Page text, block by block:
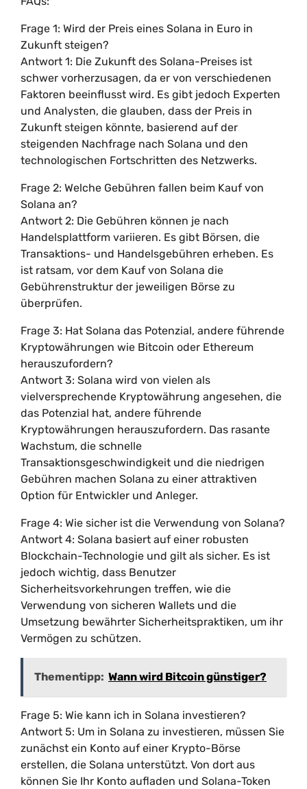
Frage 1: Wird der Preis eines Solana in Euro in
Zukunft steigen?
Antwort 1: Die Zukunft des Solana-Preises ist
schwer vorherzusagen, da er von verschiedenen
Faktoren beeinflusst wird. Es gibt jedoch Experten
und Analysten, die glauben, dass der Preis in
Zukunft steigen könnte, basierend auf der
steigenden Nachfrage nach Solana und den
technologischen Fortschritten des Netzwerks.
Frage 2: Welche Gebühren fallen beim Kauf von
Solana an?
Antwort 2: Die Gebühren können je nach
Handelsplattform variieren. Es gibt Börsen, die
Transaktions- und Handelsgebühren erheben. Es
ist ratsam, vor dem Kauf von Solana die
Gebührenstruktur der jeweiligen Börse zu
überprüfen.
Frage 3: Hat Solana das Potenzial, andere führende
Kryptowährungen wie Bitcoin oder Ethereum
herauszufordern?
Antwort 3: Solana wird von vielen als
vielversprechende Kryptowährung angesehen, die
das Potenzial hat, andere führende
Kryptowährungen herauszufordern. Das rasante
Wachstum, die schnelle
Transaktionsgeschwindigkeit und die niedrigen
Gebühren machen Solana zu einer attraktiven
Option für Entwickler und Anleger.
Frage 4: Wie sicher ist die Verwendung von Solana?
Antwort 4: Solana basiert auf einer robusten
Blockchain-Technologie und gilt als sicher. Es ist
jedoch wichtig, dass Benutzer
Sicherheitsvorkehrungen treffen, wie die
Verwendung von sicheren Wallets und die
Umsetzung bewährter Sicherheitspraktiken, um ihr
Vermögen zu schützen.
Thementipp: Wann wird Bitcoin günstiger?
Frage 5: Wie kann ich in Solana investieren?
Antwort 5: Um in Solana zu investieren, müssen Sie
zunächst ein Konto auf einer Krypto-Börse
erstellen, die Solana unterstützt. Von dort aus
können Sie Ihr Konto aufladen und Solana-Token